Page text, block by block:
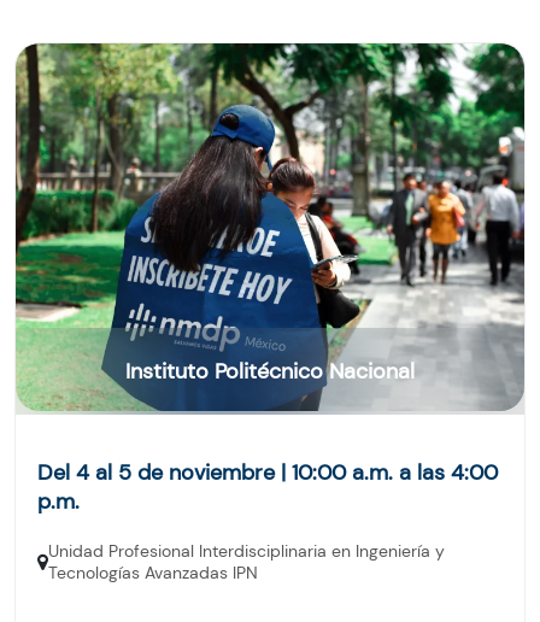
Instituto Politécnico Nacional
Del 4 al 5 de noviembre | 10:00 a.m. a las 4:00
p.m.
Unidad Profesional Interdisciplinaria en Ingeniería y
Tecnologías Avanzadas IPN